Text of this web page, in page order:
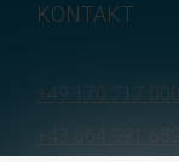
KONTAKT
+49 170 717
+43 664 991